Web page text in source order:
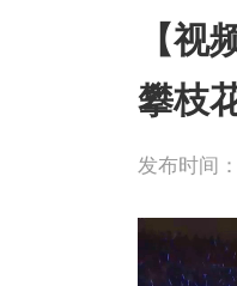
【视
攀枝
发布时间